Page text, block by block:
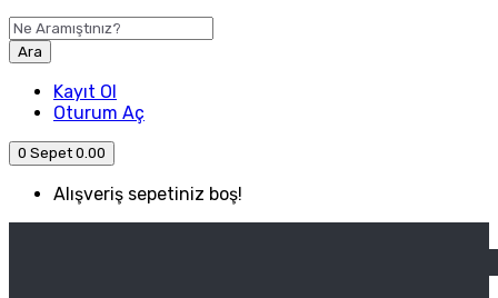
Ara
Kayıt Ol
Oturum Aç
0 Sepet 0.00
Alışveriş sepetiniz boş!